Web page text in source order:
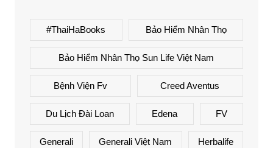
#ThaiHaBooks Bảo Hiểm Nhân Thọ
Bảo Hiểm Nhân Thọ Sun Life Việt Nam
Bệnh Viện Fv Creed Aventus
Du Lịch Đài Loan Edena FV
Generali Generali Việt Nam Herbalife